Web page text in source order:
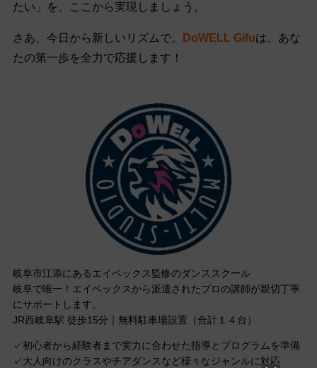
たい」を、ここから実現しましょう。
さあ、今日から新しいリズムで。 DoWELL Gifuは、あな
たの第一歩を全力で応援します！
岐阜市江添にあるエイベックス監修のダンススクール
岐阜で唯一！エイベックスから派遣されたプロの講師が親切丁寧
にサポートします。
JR西岐阜駅 徒歩15分｜無料駐車場設置（合計１４台）
✓初心者から経験者まで実力に合わせた指導とプログラムを準備
✓大人向けのクラスやチアダンスなど様々なジャンルに対応